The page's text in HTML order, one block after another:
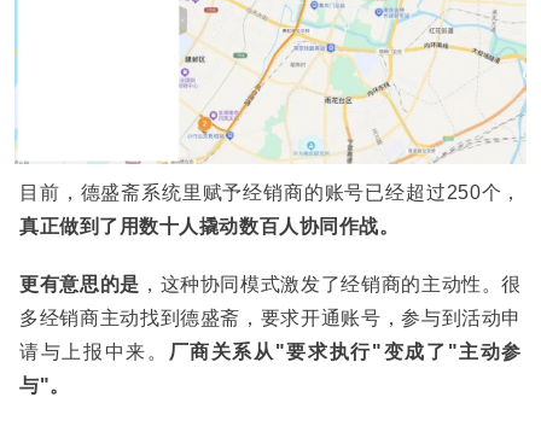
目前，德盛斋系统里赋予经销商的账号已经超过250个，
真正做到了用数十人撬动数百人协同作战。
更有意思的是 ，这种协同模式激发了经销商的主动性。很
多经销商主动找到德盛斋，要求开通账号，参与到活动申
请与上报中来。 厂商关系从"要求执行"变成了"主动参
与"。